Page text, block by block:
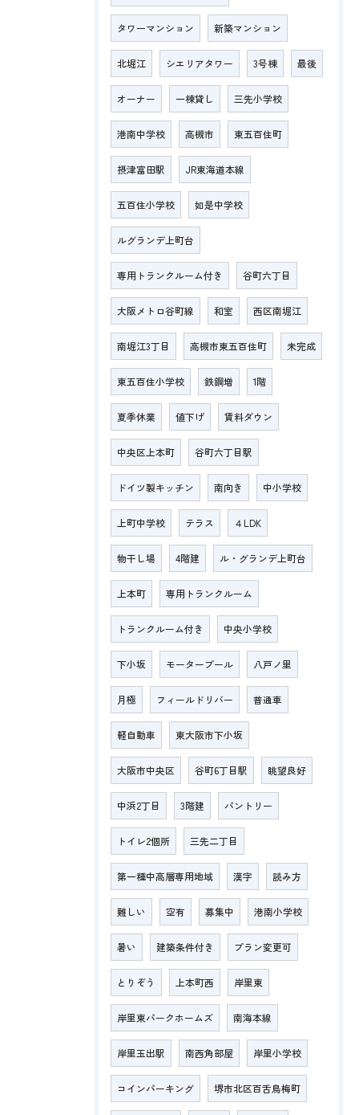
タワーマンション 新築マンション
北堀江 シエリアタワー 3号棟 最後
オーナー 一棟貸し 三先小学校
港南中学校 高槻市 東五百住町
摂津富田駅 JR東海道本線
五百住小学校 如是中学校
ルグランデ上町台
専用トランクルーム付き 谷町六丁目
大阪メトロ谷町線 和室 西区南堀江
南堀江3丁目 高槻市東五百住町 未完成
東五百住小学校 鉄鋼増 1階
夏季休業 値下げ 賃料ダウン
中央区上本町 谷町六丁目駅
ドイツ製キッチン 南向き 中小学校
上町中学校 テラス ４LDK
物干し場 4階建 ル・グランデ上町台
上本町 専用トランクルーム
トランクルーム付き 中央小学校
下小坂 モータープール 八戸ノ里
月極 フィールドリバー 普通車
軽自動車 東大阪市下小坂
大阪市中央区 谷町6丁目駅 眺望良好
中浜2丁目 3階建 パントリー
トイレ2個所 三先二丁目
第一種中高層専用地域 漢字 読み方
難しい 空有 募集中 港南小学校
暑い 建築条件付き プラン変更可
とりぞう 上本町西 岸里東
岸里東パークホームズ 南海本線
岸里玉出駅 南西角部屋 岸里小学校
コインパーキング 堺市北区百舌鳥梅町